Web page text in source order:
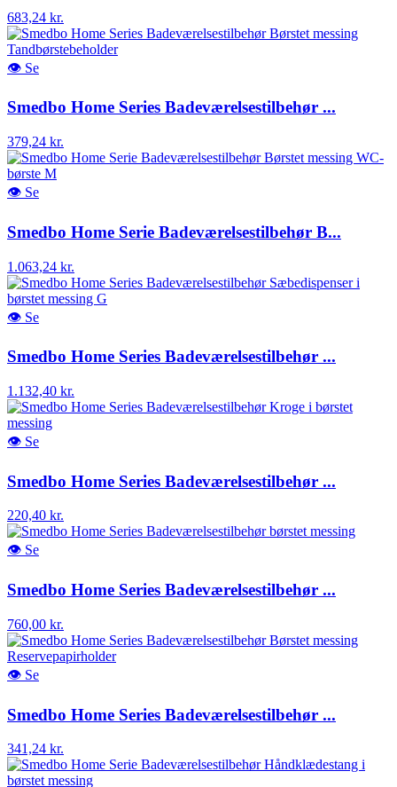
683,24 kr.
👁 Se
Smedbo Home Series Badeværelsestilbehør ...
379,24 kr.
👁 Se
Smedbo Home Serie Badeværelsestilbehør B...
1.063,24 kr.
👁 Se
Smedbo Home Series Badeværelsestilbehør ...
1.132,40 kr.
👁 Se
Smedbo Home Series Badeværelsestilbehør ...
220,40 kr.
👁 Se
Smedbo Home Series Badeværelsestilbehør ...
760,00 kr.
👁 Se
Smedbo Home Series Badeværelsestilbehør ...
341,24 kr.